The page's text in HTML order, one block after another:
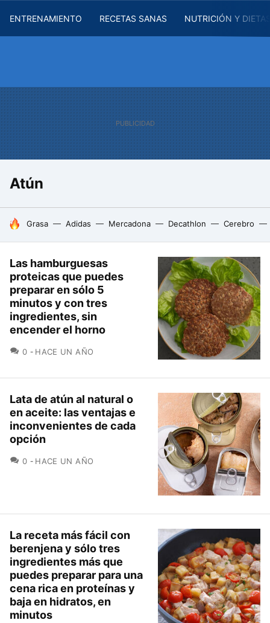
ENTRENAMIENTO RECETAS SANAS NUTRICIÓN Y
Atún
HOY SE HABLA DE
Grasa Adidas Mercadona Decathlon Cerebro
Las hamburguesas
proteicas que puedes
preparar en sólo 5
minutos y con tres
ingredientes, sin
encender el horno
0 COMENTARIOS
HACE UN AÑO
Lata de atún al natural o
en aceite: las ventajas e
inconvenientes de cada
opción
0 COMENTARIOS
HACE UN AÑO
La receta más fácil con
berenjena y sólo tres
ingredientes más que
puedes preparar para una
cena rica en proteínas y
baja en hidratos, en
minutos